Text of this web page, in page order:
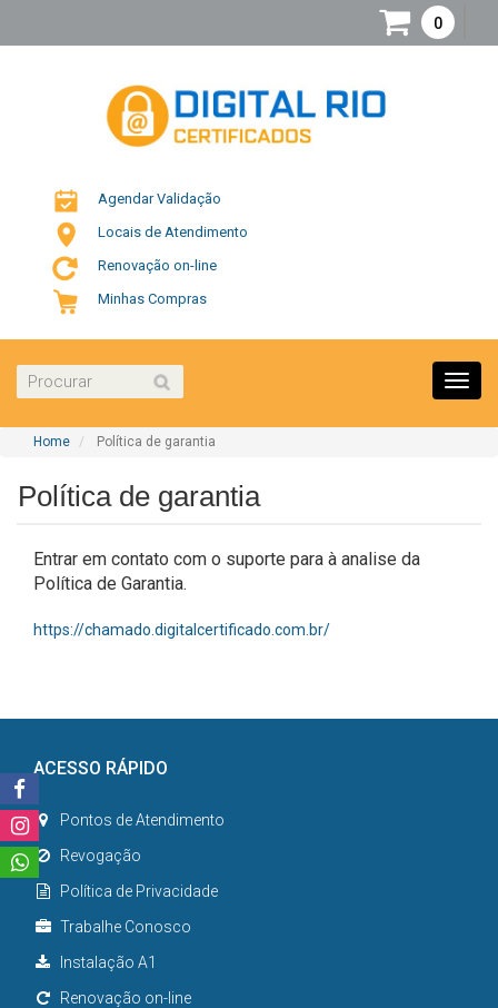
0
Agendar Validação
Locais de Atendimento
Renovação on-line
Minhas Compras
Home Política de garantia
Política de garantia
Entrar em contato com o suporte para à analise da
Política de Garantia.
https://chamado.digitalcertificado.com.br/
ACESSO RÁPIDO
Pontos de Atendimento
Revogação
Política de Privacidade
Trabalhe Conosco
Instalação A1
Renovação on-line